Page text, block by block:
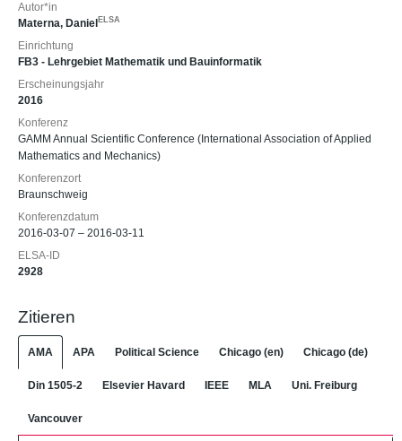
Autor*in
Materna, Daniel ELSA
Einrichtung
FB3 - Lehrgebiet Mathematik und Bauinformatik
Erscheinungsjahr
2016
Konferenz
GAMM Annual Scientific Conference (International Association of Applied
Mathematics and Mechanics)
Konferenzort
Braunschweig
Konferenzdatum
2016-03-07 – 2016-03-11
ELSA-ID
2928
Zitieren
AMA APA Political Science Chicago (en) Chicago (de)
Din 1505-2 Elsevier Havard IEEE MLA Uni. Freiburg
Vancouver